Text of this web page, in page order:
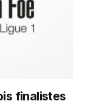
finalistes